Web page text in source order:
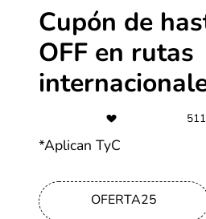
Cupón de
OFF en rutas
511
*Aplican TyC
OFERTA25